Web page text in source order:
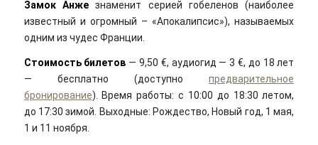
Замок Анжезнаменит серией гобеленов (наиболее
известный и огромный – «Апокалипсис»), называемых
одним из чудес Франции.
Стоимость билетов — 9,50 €, аудиогид — 3 €, до 18 лет
— бесплатно (доступнопредварительное
бронирование). Время работы: с 10:00 до 18:30 летом,
до 17:30 зимой. Выходные: Рождество, Новый год, 1 мая,
1 и 11 ноября.